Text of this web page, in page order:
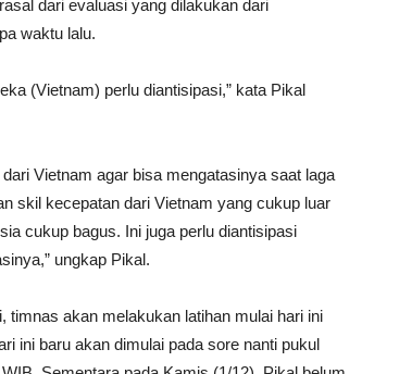
dari evaluasi yang dilakukan dari
waktu lalu.
(Vietnam) perlu diantisipasi,” kata Pikal
Vietnam agar bisa mengatasinya saat laga
skil kecepatan dari Vietnam yang cukup luar
cukup bagus. Ini juga perlu diantisipasi
ungkap Pikal.
timnas akan melakukan latihan mulai hari ini
ini baru akan dimulai pada sore nanti pukul